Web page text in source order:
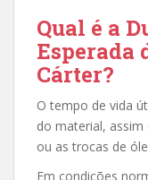
Qual é a
Esperada
Cárter?
O tempo de vida
do material,
ou as trocas de
Em condições